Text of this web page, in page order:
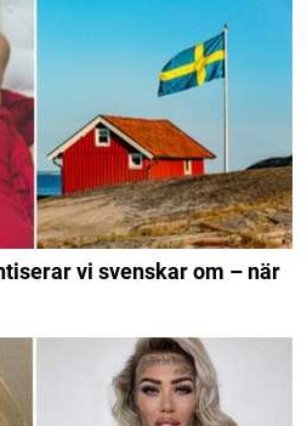
vi svenskar om – när